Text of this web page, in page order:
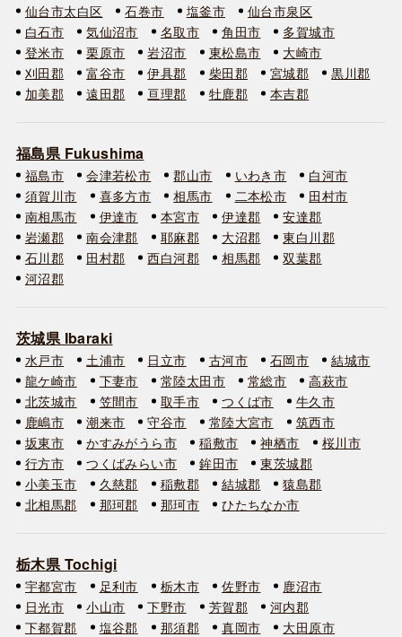
仙台市太白区
石巻市 塩釜市
仙台市泉区
白石市
気仙沼市 名取市 角田市
多賀城市
登米市
栗原市 岩沼市 東松島市
大崎市
刈田郡
富谷市 伊具郡 柴田郡 宮城郡
黒川郡
加美郡
遠田郡 亘理郡 牡鹿郡 本吉郡
福島県 Fukushima
福島市 会津若松市 郡山市 いわき市
白河市
須賀川市
喜多方市 相馬市 二本松市
田村市
南相馬市
伊達市 本宮市 伊達郡
安達郡
岩瀬郡
南会津郡 耶麻郡 大沼郡
東白川郡
石川郡
田村郡 西白河郡 相馬郡
双葉郡
河沼郡
茨城県 Ibaraki
水戸市 土浦市 日立市 古河市 石岡市
結城市
龍ケ崎市
下妻市 常陸太田市 常総市
高萩市
北茨城市
笠間市 取手市 つくば市
牛久市
鹿嶋市
潮来市 守谷市 常陸大宮市
筑西市
坂東市
かすみがうら市 稲敷市 神栖市
桜川市
行方市
つくばみらい市 鉾田市
東茨城郡
小美玉市
久慈郡 稲敷郡 結城郡
猿島郡
北相馬郡
那珂郡 那珂市 ひたちなか市
栃木県 Tochigi
宇都宮市 足利市 栃木市 佐野市
鹿沼市
日光市
小山市 下野市 芳賀郡
河内郡
下都賀郡
塩谷郡 那須郡 真岡市
大田原市